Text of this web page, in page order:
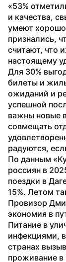
«53%
и качества,
умеют хорошо
признались,
считают, что
настоящему
Для 30%
билеты и
ожиданий и
успешной
важны новые
совмещать
радуются,
По данным
россиян в
поездки в
15%. Летом
Провизор
экономия в
Питание в
инфекциями,
странах
проживание в